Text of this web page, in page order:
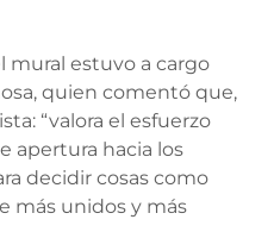
mural estuvo a cargo
quien comentó que,
“valora el esfuerzo
apertura hacia los
decidir cosas como
más unidos y más